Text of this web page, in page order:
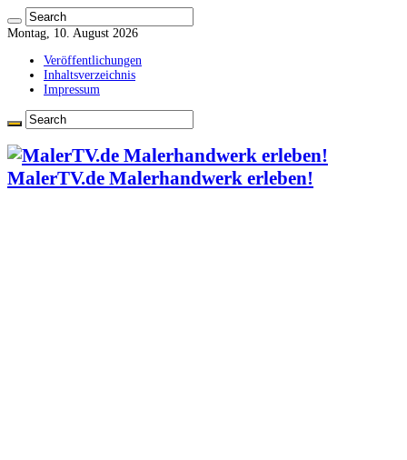
Montag, 10. August 2026
Veröffentlichungen
Inhaltsverzeichnis
Impressum
MalerTV.de Malerhandwerk erleben!